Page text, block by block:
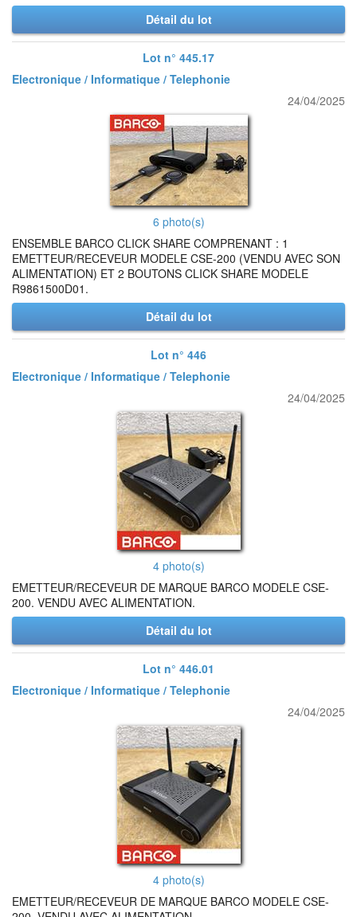
Détail du lot
Lot n° 445.17
Electronique / Informatique / Telephonie
24/04/2025
6 photo(s)
ENSEMBLE BARCO CLICK SHARE COMPRENANT : 1
EMETTEUR/RECEVEUR MODELE CSE-200 (VENDU AVEC SON
ALIMENTATION) ET 2 BOUTONS CLICK SHARE MODELE
R9861500D01.
Détail du lot
Lot n° 446
Electronique / Informatique / Telephonie
24/04/2025
4 photo(s)
EMETTEUR/RECEVEUR DE MARQUE BARCO MODELE CSE-
200. VENDU AVEC ALIMENTATION.
Détail du lot
Lot n° 446.01
Electronique / Informatique / Telephonie
24/04/2025
4 photo(s)
EMETTEUR/RECEVEUR DE MARQUE BARCO MODELE CSE-